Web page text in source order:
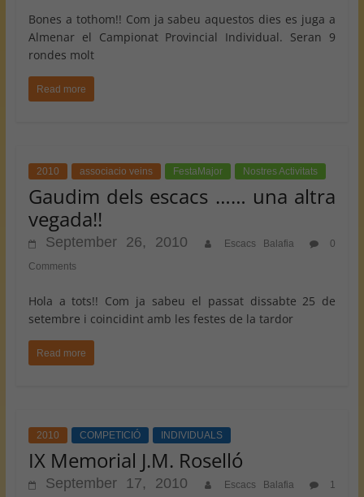
Bones a tothom!! Com ja sabeu aquestos dies es juga a
Almenar el Campionat Provincial Individual. Seran 9
rondes molt
Read more
2010 associacio veins FestaMajor Nostres Activitats
Gaudim dels escacs …… una altra
vegada!!
September 26, 2010 Escacs Balafia
0
Comments
Hola a tots!! Com ja sabeu el passat dissabte 25 de
setembre i coincidint amb les festes de la tardor
Read more
2010 COMPETICIÓ INDIVIDUALS
IX Memorial J.M. Roselló
September 17, 2010 Escacs Balafia
1